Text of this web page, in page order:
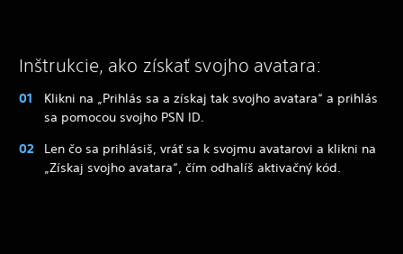
Inštrukcie, ako získať svojho avatara:
Klikni na „Prihlás sa a získaj tak svojho avatara“ a prihlás
sa pomocou svojho PSN ID.
Len čo sa prihlásiš, vráť sa k svojmu avatarovi a klikni na
„Získaj svojho avatara“, čím odhalíš aktivačný kód.